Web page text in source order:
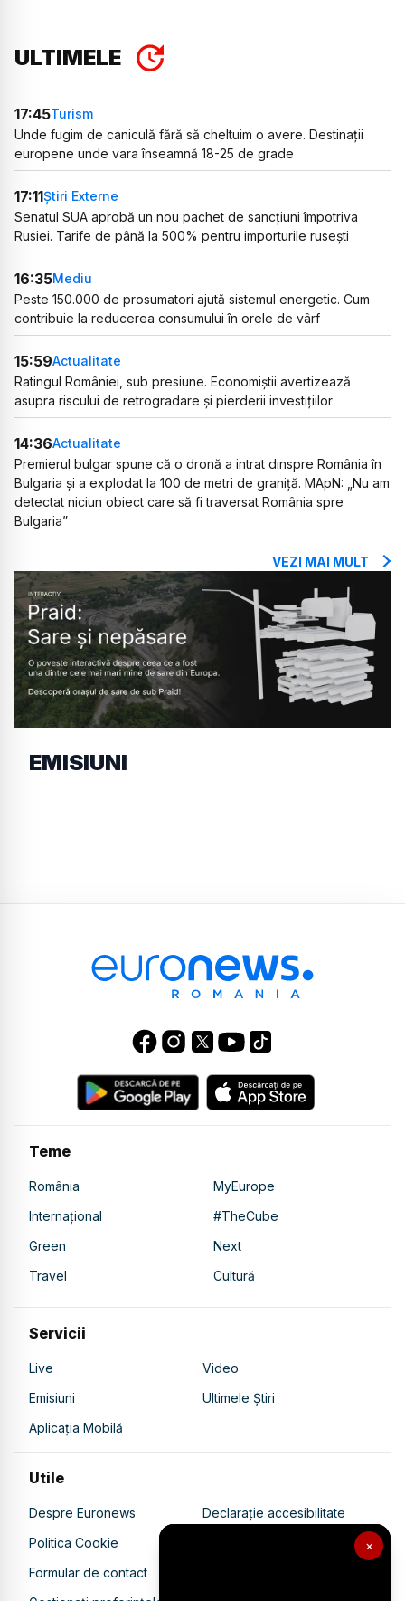
×
ULTIMELE
17:45Turism
Unde fugim de caniculă fără să cheltuim o avere. Destinații
europene unde vara înseamnă 18-25 de grade
17:11Știri Externe
Senatul SUA aprobă un nou pachet de sancțiuni împotriva
Rusiei. Tarife de până la 500% pentru importurile rusești
16:35Mediu
Peste 150.000 de prosumatori ajută sistemul energetic. Cum
contribuie la reducerea consumului în orele de vârf
15:59Actualitate
Ratingul României, sub presiune. Economiștii avertizează
asupra riscului de retrogradare și pierderii investițiilor
14:36Actualitate
Premierul bulgar spune că o dronă a intrat dinspre România în
Bulgaria și a explodat la 100 de metri de graniță. MApN: „Nu am
detectat niciun obiect care să fi traversat România spre
Bulgaria”
VEZI MAI MULT
EMISIUNI
Teme
România
MyEurope
Internațional
#TheCube
Green
Next
Travel
Cultură
Servicii
Live
Video
Emisiuni
Ultimele Știri
Aplicația Mobilă
Utile
Despre Euronews
Declarație accesibilitate
Politica Cookie
Politica de confidențialitate
Formular de contact